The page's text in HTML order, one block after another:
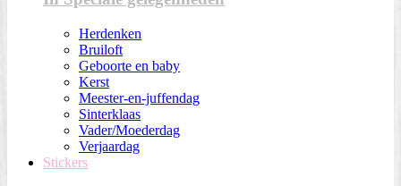
Herdenken
Bruiloft
Geboorte en baby
Kerst
Meester-en-juffendag
Sinterklaas
Vader/Moederdag
Verjaardag
Stickers